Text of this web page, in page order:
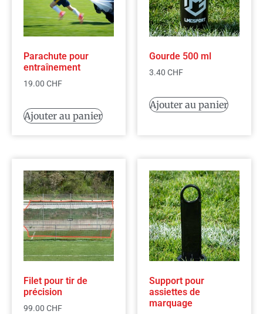
Parachute pour
entraînement
19.00 CHF
Ajouter au panier
Gourde 500 ml
3.40 CHF
Ajouter au panier
Filet pour tir de
précision
99.00 CHF
Support pour
assiettes de
marquage